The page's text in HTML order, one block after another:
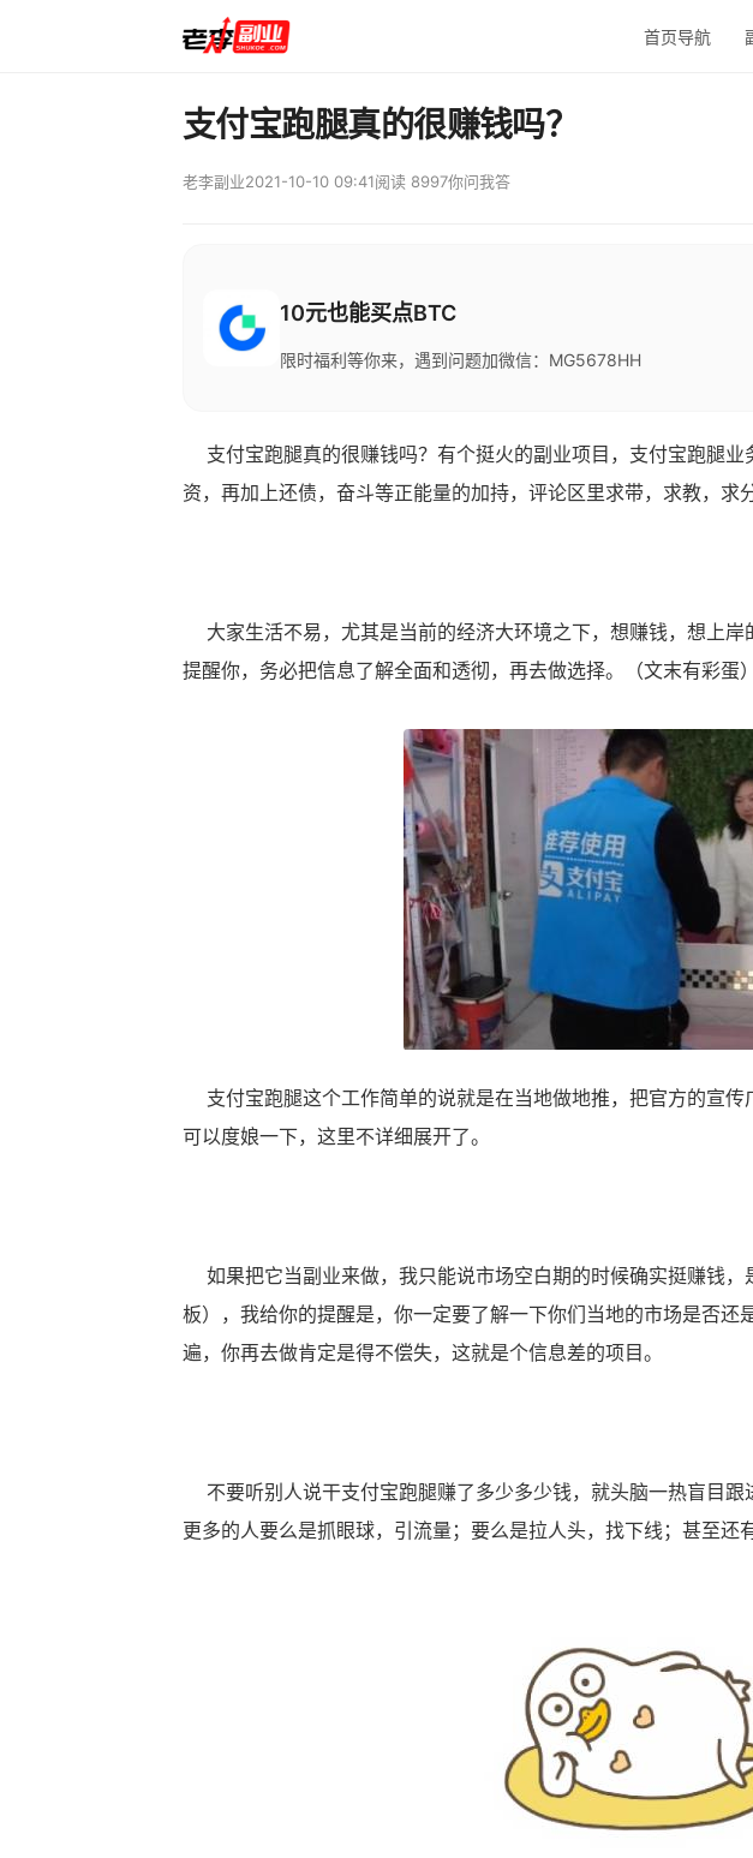
首页导航
支付宝跑腿真的很赚钱吗？
老李副业2021-10-10 09:41阅读 8997你问我答
10元也能买点BTC
限时福利等你来，遇到问题加微信：MG5678HH
支付宝跑腿真的很赚钱吗？有个挺火的副业项目，支付宝跑腿业
资，再加上还债，奋斗等正能量的加持，评论区里求带，求教，求
大家生活不易，尤其是当前的经济大环境之下，想赚钱，想上岸
提醒你，务必把信息了解全面和透彻，再去做选择。（文末有彩蛋）
支付宝跑腿这个工作简单的说就是在当地做地推，把官方的宣传
可以度娘一下，这里不详细展开了。
如果把它当副业来做，我只能说市场空白期的时候确实挺赚钱，
板），我给你的提醒是，你一定要了解一下你们当地的市场是否还
遍，你再去做肯定是得不偿失，这就是个信息差的项目。
不要听别人说干支付宝跑腿赚了多少多少钱，就头脑一热盲目跟
更多的人要么是抓眼球，引流量；要么是拉人头，找下线；甚至还